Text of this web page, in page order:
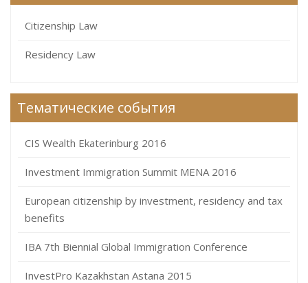
Citizenship Law
Residency Law
Тематические события
CIS Wealth Ekaterinburg 2016
Investment Immigration Summit MENA 2016
European citizenship by investment, residency and tax
benefits
IBA 7th Biennial Global Immigration Conference
InvestPro Kazakhstan Astana 2015